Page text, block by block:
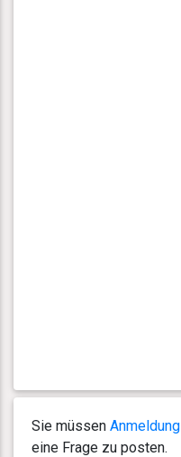
Sie müssen Anmeldung
eine Frage zu posten.